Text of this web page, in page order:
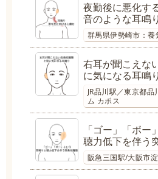
夜勤後に悪化す
音のような耳鳴り
群馬県伊勢崎市：養
右耳が聞こえな
に気になる耳鳴り
JR品川駅／東京都
ム カポス
「ゴー」「ボー
聴力低下を伴う
阪急三国駅/大阪市